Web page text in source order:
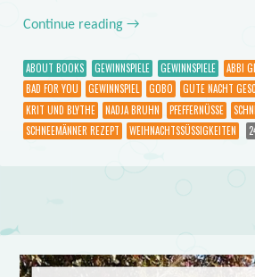
Continue reading →
ABOUT BOOKS GEWINNSPIELE GEWINNSPIELE ABBI
BAD FOR YOU
GEWINNSPIEL GOBO GUTE NACHT
KRIT UND BLYTHE
NADJA BRUHN PFEFFERNÜSSE
SCHNEEMÄNNER REZEPT
WEIHNACHTSSÜSSIGKEITEN
Post navigation